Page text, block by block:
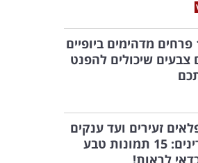
10 פרחים מדהימים ביופיים
צבעים שיכולים להפנט
זעירים ועד ענקים
עדינים: 15 תמונות טבע
לראות!